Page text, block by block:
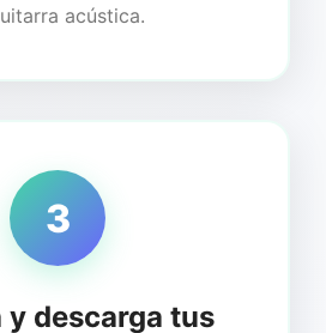
acústica.
3
y descarga tus